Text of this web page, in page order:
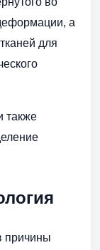
а
для
также
причины